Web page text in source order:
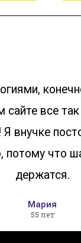
сайте все
Я внучке
потому что
держатся.
Мария
55 лет